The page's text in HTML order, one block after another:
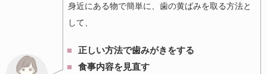
身近にある物で簡単に、歯の黄ばみを取る方法と
して、
正しい方法で歯みがきをする
食事内容を見直す